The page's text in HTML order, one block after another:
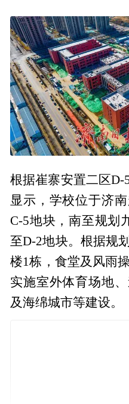
根据崔寨安置二区D-
显示，学校位于济
C-5地块，南至规划
至D-2地块。根据规
楼1栋，食堂及风雨
实施室外体育场地
及海绵城市等建设。